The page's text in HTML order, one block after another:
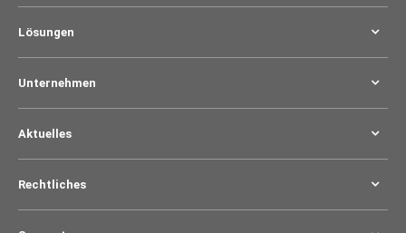
Lösungen
Unternehmen
Aktuelles
Rechtliches